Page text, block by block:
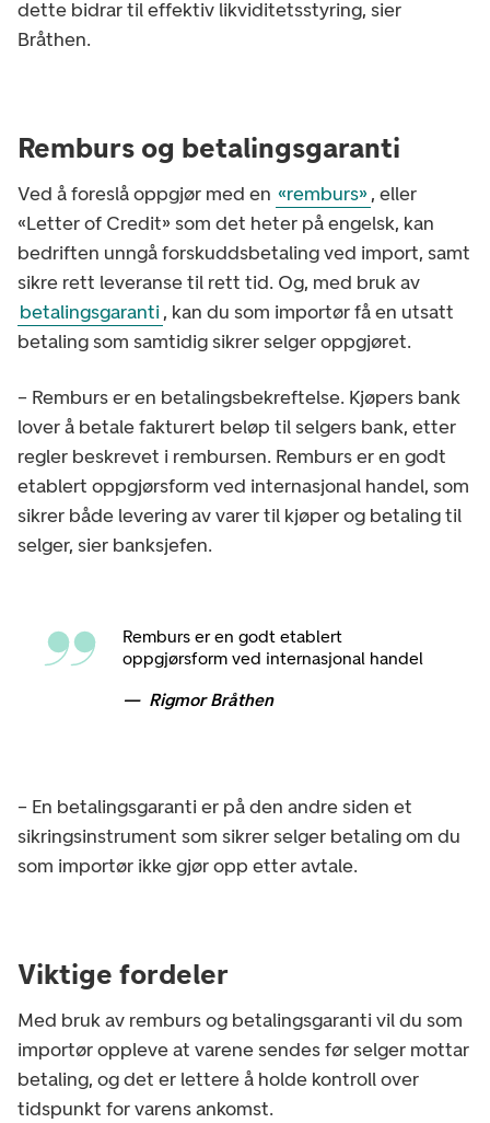
dette bidrar til effektiv likviditetsstyring, sier
Bråthen.
Remburs og betalingsgaranti
Ved å foreslå oppgjør med en «remburs» , eller
«Letter of Credit» som det heter på engelsk, kan
bedriften unngå forskuddsbetaling ved import, samt
sikre rett leveranse til rett tid. Og, med bruk av
betalingsgaranti , kan du som importør få en utsatt
betaling som samtidig sikrer selger oppgjøret.
– Remburs er en betalingsbekreftelse. Kjøpers bank
lover å betale fakturert beløp til selgers bank, etter
regler beskrevet i rembursen. Remburs er en godt
etablert oppgjørsform ved internasjonal handel, som
sikrer både levering av varer til kjøper og betaling til
selger, sier banksjefen.
Remburs er en godt etablert
oppgjørsform ved internasjonal handel
Rigmor Bråthen
– En betalingsgaranti er på den andre siden et
sikringsinstrument som sikrer selger betaling om du
som importør ikke gjør opp etter avtale.
Viktige fordeler
Med bruk av remburs og betalingsgaranti vil du som
importør oppleve at varene sendes før selger mottar
betaling, og det er lettere å holde kontroll over
tidspunkt for varens ankomst.